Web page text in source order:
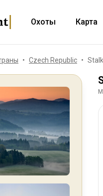
Охоты Карта
Czech Republic